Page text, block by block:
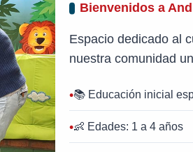
Bienvenidos a
Espacio dedicado al
nuestra comunidad
📚 Educación inicial
👶 Edades: 1 a 4 años